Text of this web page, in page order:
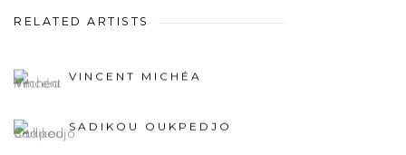
RELATED ARTISTS
VINCENT MICHÉA
SADIKOU OUKPEDJO